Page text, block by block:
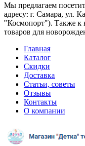
Мы предлагаем
адресу: г. Самара, ул.
"Космопорт"). Также к
товаров для
Главная
Каталог
Скидки
Доставка
Статьи, советы
Отзывы
Контакты
О компании